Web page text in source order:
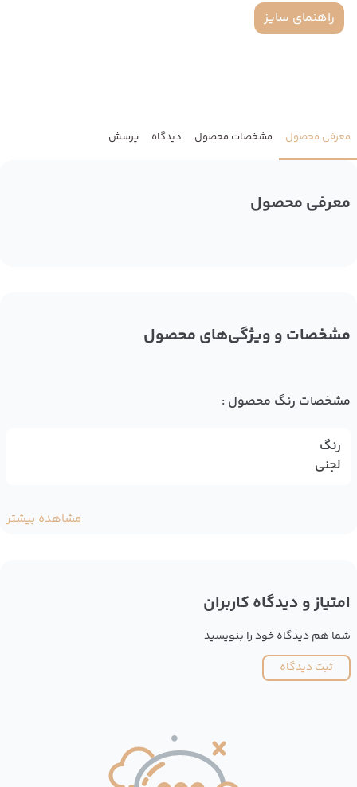
راهنمای سایز
معرفی محصول مشخصات محصول دیدگاه پرسش
معرفی محصول
مشخصات و ویژگی‌های محصول
مشخصات رنگ محصول :
رنگ
لجنی
مشاهده بیشتر
امتیاز و دیدگاه کاربران
شما هم دیدگاه خود را بنویسید
ثبت دیدگاه